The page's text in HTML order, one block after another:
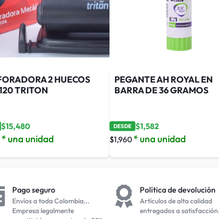
2 HUECOS
TRITON
$15,480
* una unidad
PEGANTE AH ROYAL EN
BARRA DE 36 GRAMOS
DESDE $1,582
$1,960 * una unidad
Pago seguro
Envíos a toda Colombia...
Empresa legalmente
Política de devolución
Artículos de alta calidad
entregados a